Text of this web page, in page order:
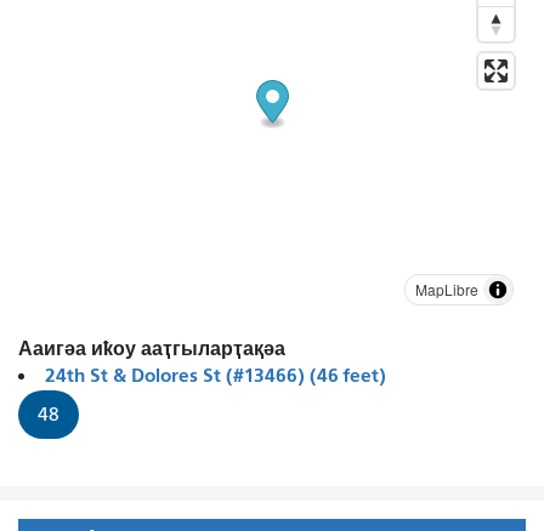
MapLibre
Ааигәа иҟоу ааҭгыларҭақәа
24th St & Dolores St (#13466) (46 feet)
48